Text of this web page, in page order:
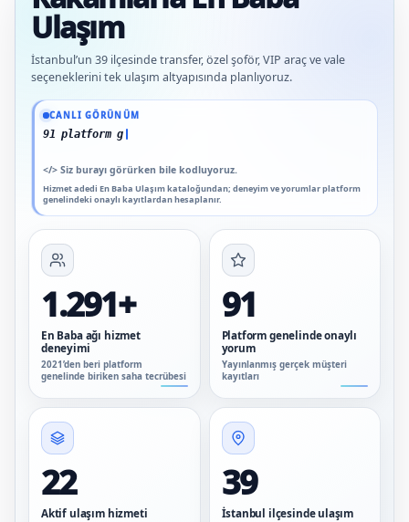
Ulaşım
İstanbul’un 39 ilçesinde transfer, özel şoför, VIP araç ve vale
seçeneklerini tek ulaşım altyapısında planlıyoruz.
CANLI GÖRÜNÜM
91 platform genelinde onaylı yoru
</> Siz burayı görürken bile kodluyoruz.
Hizmet adedi En Baba Ulaşım kataloğundan; deneyim ve yorumlar platform
genelindeki onaylı kayıtlardan hesaplanır.
Güncel veriler: 1.291+ En Baba ağı hizmet deneyimi; 91 platform genelinde
1.291+
En Baba ağı hizmet
deneyimi
2021’den beri platform
genelinde biriken saha tecrübesi
91
Platform genelinde onaylı
yorum
Yayınlanmış gerçek müşteri
kayıtları
22
Aktif ulaşım hizmeti
39
İstanbul ilçesinde ulaşım